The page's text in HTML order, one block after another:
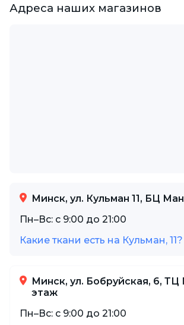
Адреса наших магазинов
Минск, ул. Кульман 11, БЦ
Пн–Вс: с 9:00 до 21:00
Какие ткани есть на Кульман, 11?
Минск, ул. Бобруйская, 6, ТЦ
этаж
Пн–Вс: с 9:00 до 21:00